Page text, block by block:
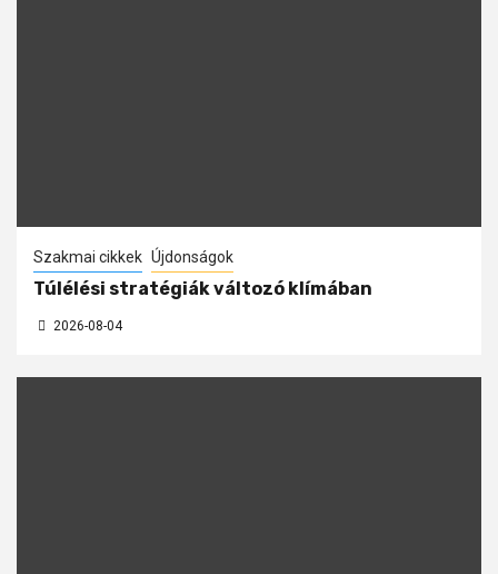
Szakmai cikkek Újdonságok
Túlélési stratégiák változó klímában
2026-08-04